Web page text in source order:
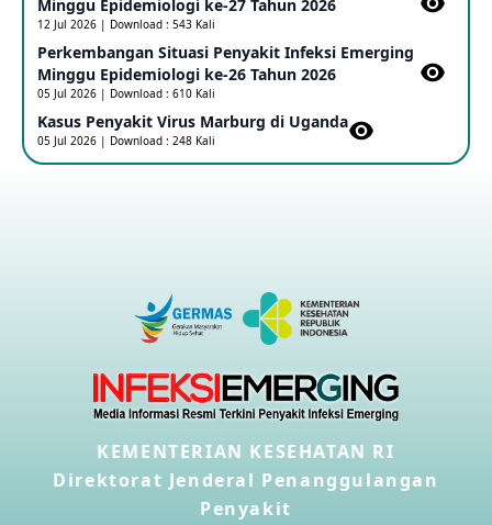
Outbreak Penyakti Ebola di RD Kongo
16 May 2026
Kasus Konfirmasi A(H5NN6) di Cina
Penyakit virus Hanta di Kapal Pesiar Keberangkatan
04 May 2026
Penyakit Meningokokus di Vietnam
28 Apr 2026
Minggu Epidemiologi ke-27 Tahun 2026
12 Jul 2026 | Download : 543 Kali
Perkembangan Situasi Penyakit Infeksi Emerging
Minggu Epidemiologi ke-26 Tahun 2026
05 Jul 2026 | Download : 610 Kali
Kasus Penyakit Virus Marburg di Uganda
05 Jul 2026 | Download : 248 Kali
KEMENTERIAN KESEHATAN RI
Direktorat Jenderal Penanggulangan
Penyakit